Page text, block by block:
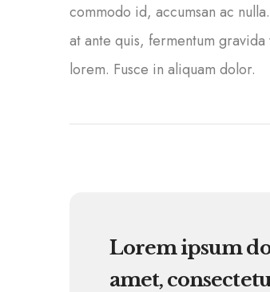
commodo id, accumsan ac
at ante quis, fermentum
lorem. Fusce in aliquam dolor.
Lorem ipsum
amet,